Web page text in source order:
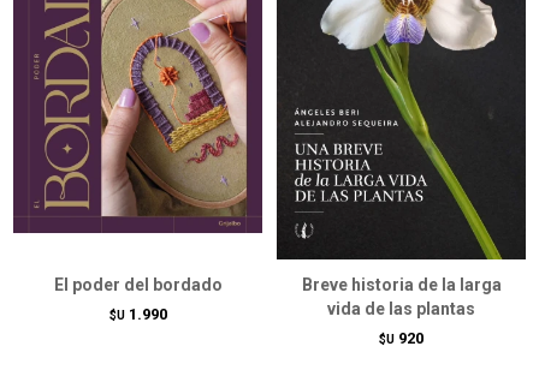
El poder del bordado
$U 1.990
Breve historia de la larga
vida de las plantas
$U 920